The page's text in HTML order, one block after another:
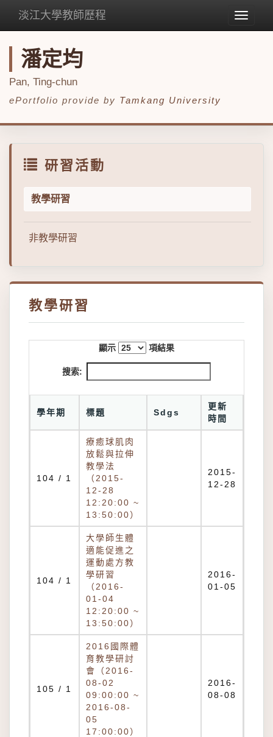
Toggle
淡江大學教師歷程
潘定均
Pan, Ting-chun
ePortfolio provide by Tamkang University
研習活動
教學研習
非教學研習
教學研習
顯示 項結果
搜索:
學年期 標題 Sdgs
更新
時間
104 / 1
療癒球肌肉
放鬆與拉伸
教學法
（2015-
12-28
12:20:00 ~
13:50:00）
2015-
12-28
104 / 1
大學師生體
適能促進之
運動處方教
學研習
（2016-
01-04
12:20:00 ~
13:50:00）
2016-
01-05
105 / 1
2016國際體
育教學研討
會（2016-
08-02
09:00:00 ~
2016-08-
05
17:00:00）
2016-
08-08